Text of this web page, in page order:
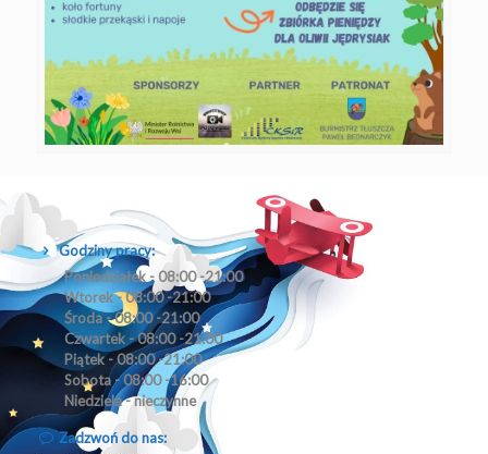
Godziny pracy:
Poniedziałek - 08:00 -21:00
Wtorek - 08:00 -21:00
Środa - 08:00 -21:00
Czwartek - 08:00 -21:00
Piątek - 08:00 -21:00
Sobota - 08:00 -16:00
Niedziela - nieczynne
Zadzwoń do nas: